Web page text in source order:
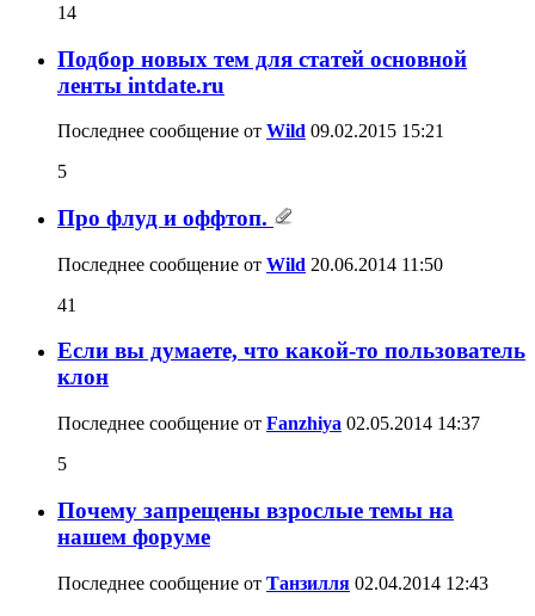
14
Подбор новых тем для статей основной
ленты intdate.ru
Последнее сообщение от Wild 09.02.2015 15:21
5
Про флуд и оффтоп.
Последнее сообщение от Wild 20.06.2014 11:50
41
Если вы думаете, что какой-то пользователь
клон
Последнее сообщение от Fanzhiya 02.05.2014 14:37
5
Почему запрещены взрослые темы на
нашем форуме
Последнее сообщение от Танзилля 02.04.2014 12:43